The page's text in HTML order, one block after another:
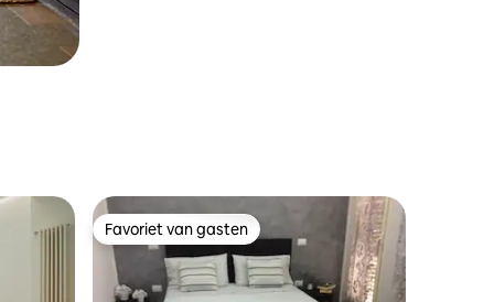
Favoriet van gasten
Favoriet van gasten